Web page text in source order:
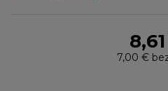
7,00 €